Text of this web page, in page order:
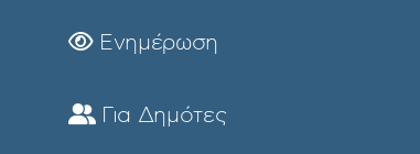
Ενημέρωση
Για Δημότες